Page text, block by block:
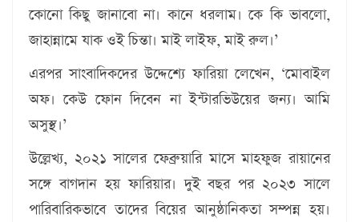
কোনো কিছু জানাবো না। কানে ধরলাম। কে কি ভাবলো,
জাহান্নামে যাক ওই চিন্তা। মাই লাইফ, মাই রুল।’
এরপর সাংবাদিকদের উদ্দেশ্যে ফারিয়া লেখেন, ‘মোবাইল
অফ। কেউ ফোন দিবেন না ইন্টারভিউয়ের জন্য। আমি
অসুস্থ।’
উল্লেখ্য, ২০২১ সালের ফেব্রুয়ারি মাসে মাহফুজ রায়ানের
সঙ্গে বাগদান হয় ফারিয়ার। দুই বছর পর ২০২৩ সালে
পারিবারিকভাবে তাদের বিয়ের আনুষ্ঠানিকতা সম্পন্ন হয়।